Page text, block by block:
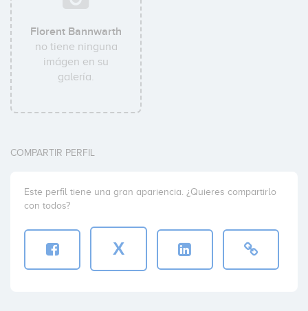
Florent Bannwarth
no tiene ninguna
imágen en su
galería.
COMPARTIR PERFIL
Este perfil tiene una gran apariencia. ¿Quieres compartirlo
con todos?
X